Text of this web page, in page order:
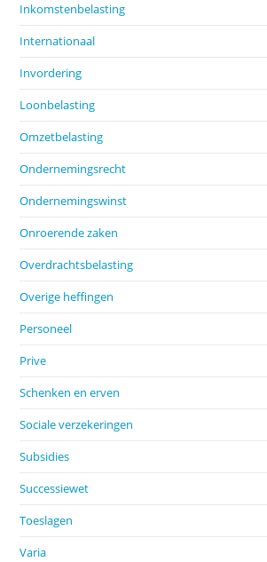
Inkomstenbelasting
Internationaal
Invordering
Loonbelasting
Omzetbelasting
Ondernemingsrecht
Ondernemingswinst
Onroerende zaken
Overdrachtsbelasting
Overige heffingen
Personeel
Prive
Schenken en erven
Sociale verzekeringen
Subsidies
Successiewet
Toeslagen
Varia